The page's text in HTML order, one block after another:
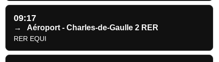
09:17
→ Aéroport - Charles-de-Gaulle 2 RER
RER EQUI